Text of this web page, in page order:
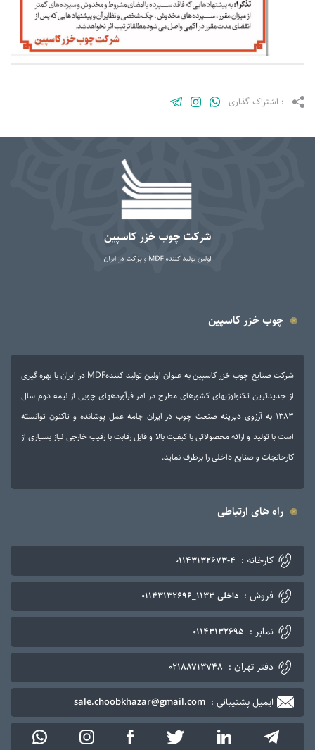
: اشتراک گذاری
چوب خزر کاسپین
شرکت صنایع چوب خزر کاسپین به عنوان اولین تولید کنندهMDF در ایران با بهره گیری
از جدیدترین تکنولوژی­های کشورهای مطرح در امر فرآورده­های چوبی از نیمه دوم سال
۱۳۸۳ به آرزوی دیرینه صنعت چوب در ایران جامه عمل پوشانده و تاکنون توانسته
است با تولید و ارائه محصولاتی با کیفیت بالا و قابل رقابت با رقیب خارجی نیاز بسیاری از
کارخانجات و صنایع داخلی را برطرف نماید.
راه های ارتباطی
کارخانه : ۰۱۱۴۳۱۳۲۶۷۳-۴
فروش : داخلی ۱۱۳۳_۰۱۱۴۳۱۳۲۶۹۶
نمابر : ۰۱۱۴۳۱۳۲۶۹۵
دفتر تهران : ۰۲۱۸۸۷۱۳۷۴۸
ایمیل پشتیبانی : sale.choobkhazar@gmail.com